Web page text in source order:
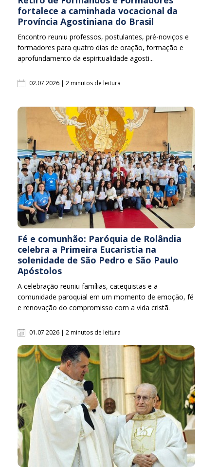
fortalece a caminhada vocacional da
Província Agostiniana do Brasil
Encontro reuniu professos, postulantes, pré-noviços e
formadores para quatro dias de oração, formação e
aprofundamento da espiritualidade agosti...
02.07.2026 | 2 minutos de leitura
Fé e comunhão: Paróquia de Rolândia
celebra a Primeira Eucaristia na
solenidade de São Pedro e São Paulo
Apóstolos
A celebração reuniu famílias, catequistas e a
comunidade paroquial em um momento de emoção, fé
e renovação do compromisso com a vida cristã.
01.07.2026 | 2 minutos de leitura